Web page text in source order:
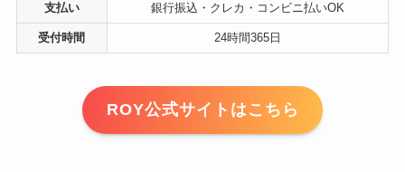
支払い 銀行振込・クレカ・コンビニ払いOK
受付時間 24時間365日
ROY公式サイトはこちら